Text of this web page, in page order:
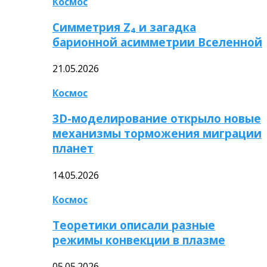
Симметрия Z₄ и загадка
барионной асимметрии Вселенной
21.05.2026
Космос
3D-моделирование открыло новые
механизмы торможения миграции
планет
14.05.2026
Космос
Теоретики описали разные
режимы конвекции в плазме